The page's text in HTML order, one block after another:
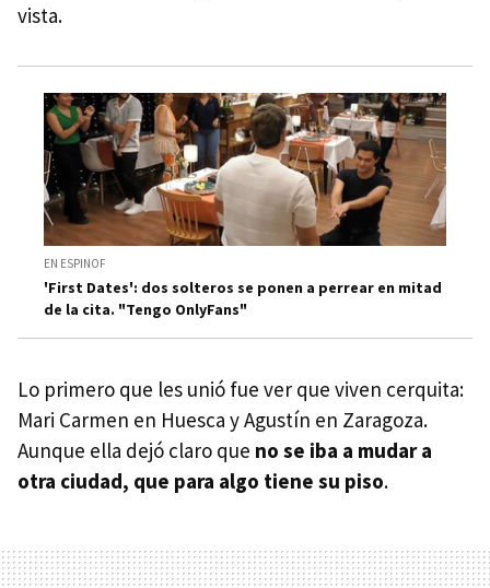
vista.
EN ESPINOF
'First Dates': dos solteros se ponen a perrear en mitad
de la cita. "Tengo OnlyFans"
Lo primero que les unió fue ver que viven cerquita:
Mari Carmen en Huesca y Agustín en Zaragoza.
Aunque ella dejó claro que no se iba a mudar a
otra ciudad, que para algo tiene su piso.